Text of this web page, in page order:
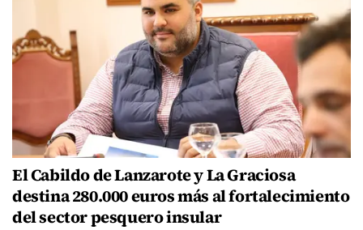
El Cabildo de Lanzarote y La Graciosa
destina 280.000 euros más al fortalecimiento
del sector pesquero insular